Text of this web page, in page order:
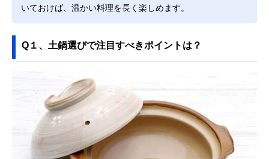
いておけば、温かい料理を長く楽しめます。
Q１、土鍋選びで注目すべきポイントは？